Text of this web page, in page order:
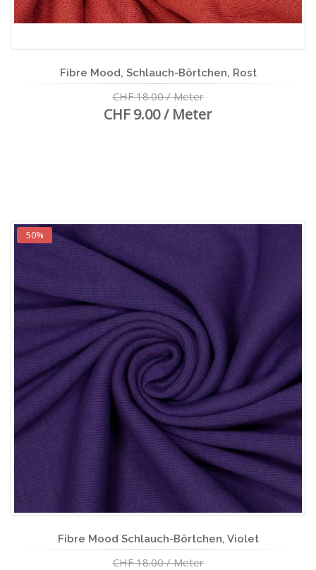
Fibre Mood, Schlauch-Börtchen, Rost
CHF 18.00 / Meter
CHF 9.00 / Meter
50%
Fibre Mood Schlauch-Börtchen, Violet
CHF 18.00 / Meter